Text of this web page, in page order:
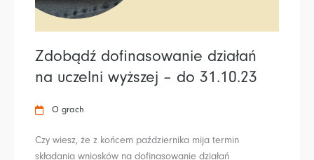
Zdobądź dofinasowanie działań
na uczelni wyższej – do 31.10.23
O grach
Czy wiesz, że z końcem października mija termin
składania wniosków na dofinasowanie działań